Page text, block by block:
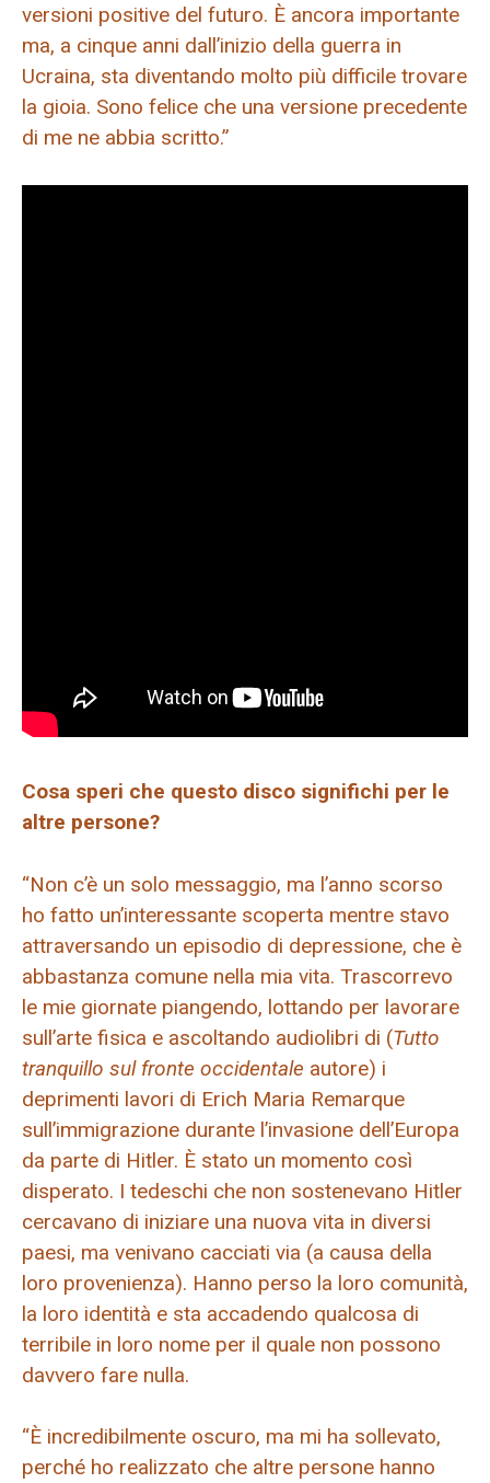
versioni positive del futuro. È ancora importante
ma, a cinque anni dall’inizio della guerra in
Ucraina, sta diventando molto più difficile trovare
la gioia. Sono felice che una versione precedente
di me ne abbia scritto.”
Cosa speri che questo disco significhi per le
altre persone?
“Non c’è un solo messaggio, ma l’anno scorso
ho fatto un’interessante scoperta mentre stavo
attraversando un episodio di depressione, che è
abbastanza comune nella mia vita. Trascorrevo
le mie giornate piangendo, lottando per lavorare
sull’arte fisica e ascoltando audiolibri di (Tutto
tranquillo sul fronte occidentale autore) i
deprimenti lavori di Erich Maria Remarque
sull’immigrazione durante l’invasione dell’Europa
da parte di Hitler. È stato un momento così
disperato. I tedeschi che non sostenevano Hitler
cercavano di iniziare una nuova vita in diversi
paesi, ma venivano cacciati via (a causa della
loro provenienza). Hanno perso la loro comunità,
la loro identità e sta accadendo qualcosa di
terribile in loro nome per il quale non possono
davvero fare nulla.
“È incredibilmente oscuro, ma mi ha sollevato,
perché ho realizzato che altre persone hanno